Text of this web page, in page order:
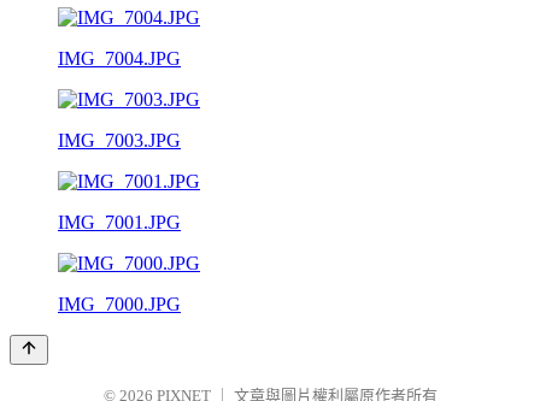
IMG_7004.JPG
IMG_7003.JPG
IMG_7001.JPG
IMG_7000.JPG
© 2026 PIXNET 文章與圖片權利屬原作者所有